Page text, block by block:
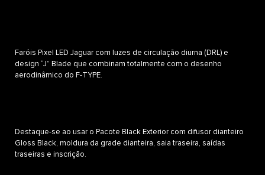
Faróis Pixel LED Jaguar com luzes de circulação diurna (DRL) e
design “J” Blade que combinam totalmente com o desenho
aerodinâmico do F-TYPE.
Destaque-se ao usar o Pacote Black Exterior com difusor dianteiro
Gloss Black, moldura da grade dianteira, saia traseira, saídas
traseiras e inscrição.